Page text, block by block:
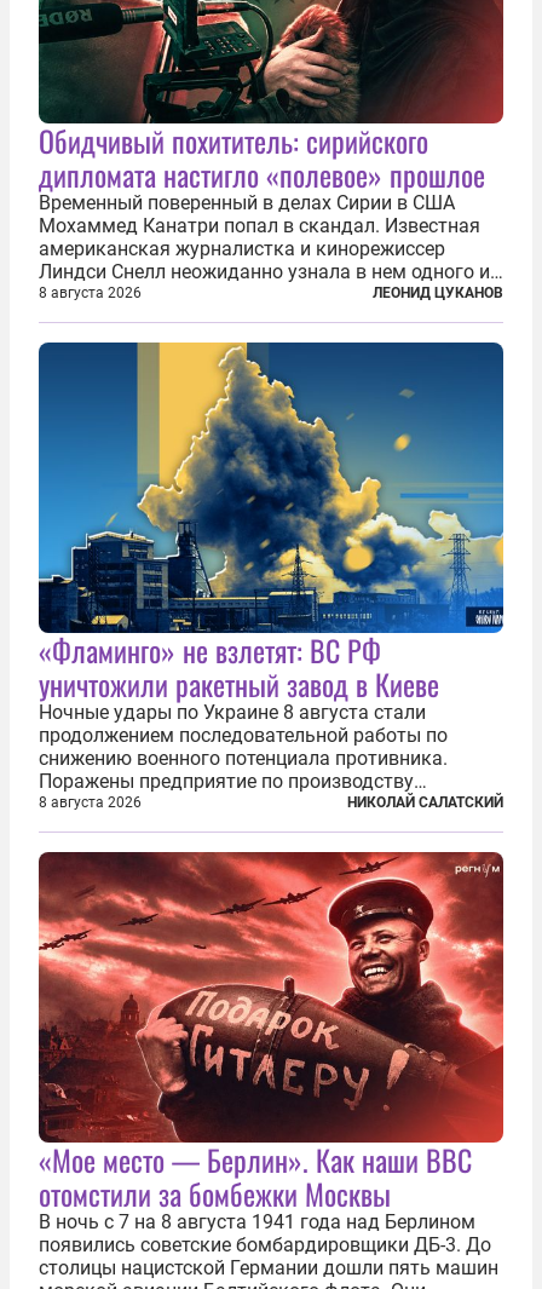
Обидчивый похититель: сирийского
дипломата настигло «полевое» прошлое
Временный поверенный в делах Сирии в США
Мохаммед Канатри попал в скандал. Известная
американская журналистка и кинорежиссер
Линдси Снелл неожиданно узнала в нем одного из
бандитов, похитивших ее в сирийском Алеппо в
2016 году. Журналистка убеждена, что Канатри, в
то время известный под подпольным...
8 августа 2026 ЛЕОНИД ЦУКАНОВ
«Фламинго» не взлетят: ВС РФ
уничтожили ракетный завод в Киеве
Ночные удары по Украине 8 августа стали
продолжением последовательной работы по
снижению военного потенциала противника.
Поражены предприятие по производству
крылатых ракет, крупный склад топлива и два
сухогруза с военными грузами. Дополнительно
нанесены удары по объектам в ряде городов. В
Киеве...
8 августа 2026 НИКОЛАЙ САЛАТСКИЙ
«Мое место — Берлин». Как наши ВВС
отомстили за бомбежки Москвы
В ночь с 7 на 8 августа 1941 года над Берлином
появились советские бомбардировщики ДБ-3. До
столицы нацистской Германии дошли пять машин